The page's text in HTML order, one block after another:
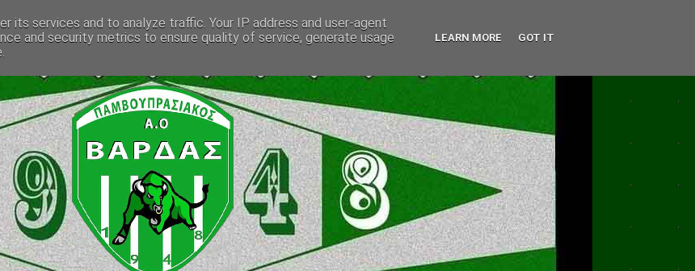
its services and to analyze traffic. Your IP address and user-agent
and security metrics to ensure quality of service, generate usage
LEARN MORE GOT IT